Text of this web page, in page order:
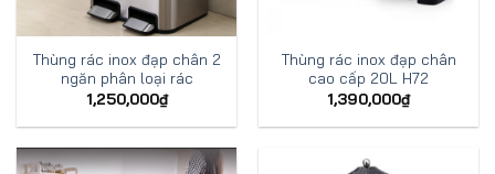
Thùng rác inox đạp chân 2
ngăn phân loại rác
1,250,000₫
Thùng rác inox đạp chân
cao cấp 20L H72
1,390,000₫